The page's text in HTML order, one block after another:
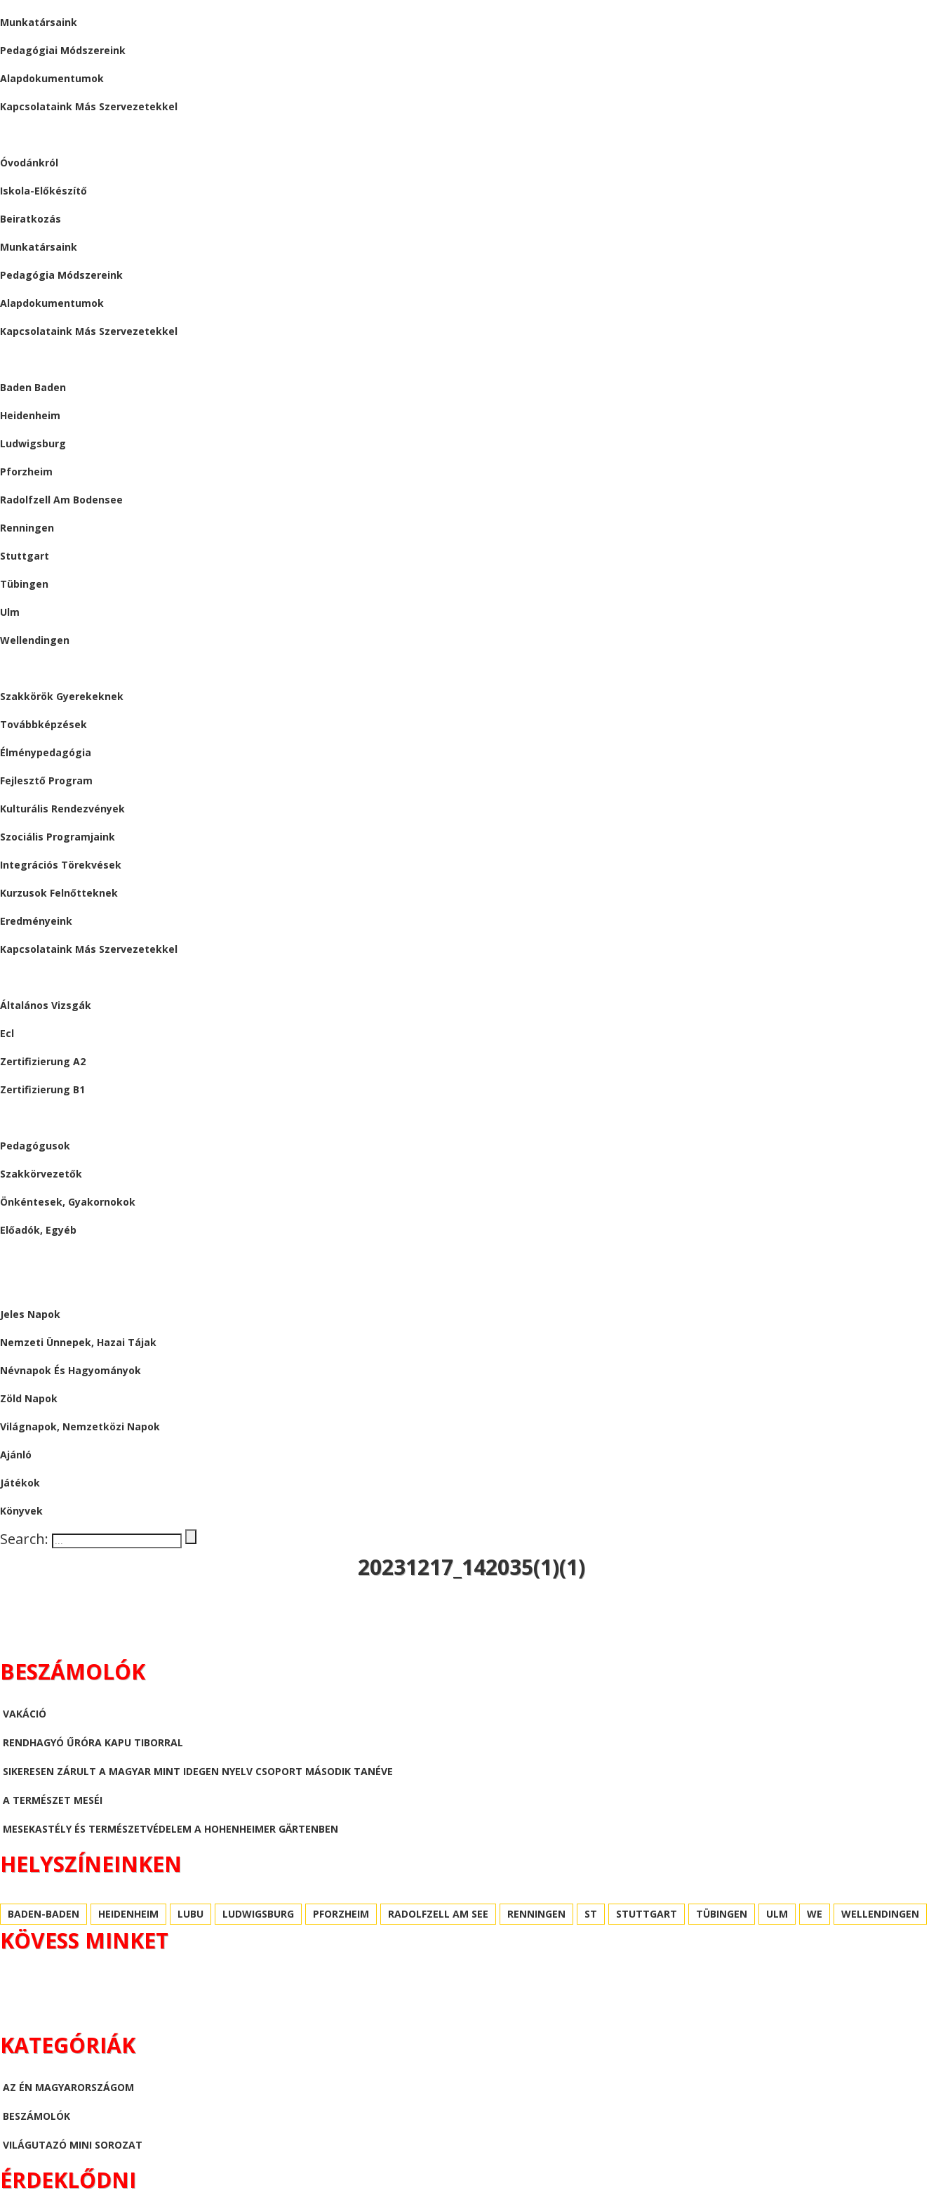
Munkatársaink
Pedagógiai Módszereink
Alapdokumentumok
Kapcsolataink Más Szervezetekkel
Óvodánkról
Iskola-Előkészítő
Beiratkozás
Munkatársaink
Pedagógia Módszereink
Alapdokumentumok
Kapcsolataink Más Szervezetekkel
Baden Baden
Heidenheim
Ludwigsburg
Pforzheim
Radolfzell Am Bodensee
Renningen
Stuttgart
Tübingen
Ulm
Wellendingen
Szakkörök Gyerekeknek
Továbbképzések
Élménypedagógia
Fejlesztő Program
Kulturális Rendezvények
Szociális Programjaink
Integrációs Törekvések
Kurzusok Felnőtteknek
Eredményeink
Kapcsolataink Más Szervezetekkel
Általános Vizsgák
Ecl
Zertifizierung A2
Zertifizierung B1
Pedagógusok
Szakkörvezetők
Önkéntesek, Gyakornokok
Előadók, Egyéb
Jeles Napok
Nemzeti Ünnepek, Hazai Tájak
Névnapok És Hagyományok
Zöld Napok
Világnapok, Nemzetközi Napok
Ajánló
Játékok
Könyvek
Search:
20231217_142035(1)(1)
BESZÁMOLÓK
VAKÁCIÓ
RENDHAGYÓ ŰRÓRA KAPU TIBORRAL
SIKERESEN ZÁRULT A MAGYAR MINT IDEGEN NYELV CSOPORT MÁSODIK TANÉVE
A TERMÉSZET MESÉI
MESEKASTÉLY ÉS TERMÉSZETVÉDELEM A HOHENHEIMER GÄRTENBEN
HELYSZÍNEINKEN
BADEN-BADEN HEIDENHEIM LUBU LUDWIGSBURG PFORZHEIM RADOLFZELL AM SEE RENNINGEN ST STUTTGART TÜBINGEN ULM WE WELLENDINGEN
KÖVESS MINKET
KATEGÓRIÁK
AZ ÉN MAGYARORSZÁGOM
BESZÁMOLÓK
VILÁGUTAZÓ MINI SOROZAT
ÉRDEKLŐDNI